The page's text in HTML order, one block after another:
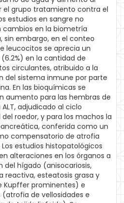
el grupo tratamiento contra el
estudios en sangre no
cambios en la biometría
sin embargo, en el conteo
leucocitos se aprecia un
en la cantidad de
circulantes, atribuido a la
del sistema inmune por parte
En las bioquímicas se
aumento para las hembras de
adjudicado al ciclo
roedor, y para los machos la
conferida como un
compensatorio de atrofia
estudios histopatológicos
alteraciones en los órganos a
del hígado (anisocariosis,
reactiva, esteatosis grasa y
Kupffer prominentes) e
de vellosidades e